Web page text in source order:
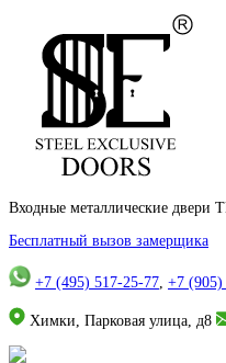
Входные металлические двери
Бесплатный вызов замерщика
+7 (495) 517-25-77, +7 (905)
Химки, Парковая улица, д8